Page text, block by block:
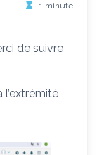
1 minute
de suivre
l’extrémité